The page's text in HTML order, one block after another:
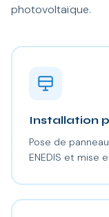
photovoltaïque.
Installation
Pose de
ENEDIS et mise